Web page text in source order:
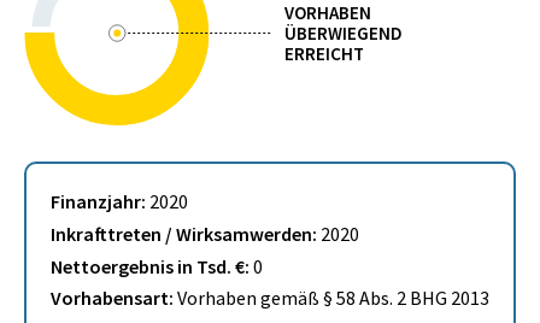
VORHABEN
ÜBERWIEGEND
ERREICHT
Finanzjahr: 2020
Inkrafttreten / Wirksamwerden: 2020
Nettoergebnis in Tsd. €: 0
Vorhabensart: Vorhaben gemäß § 58 Abs. 2 BHG 2013